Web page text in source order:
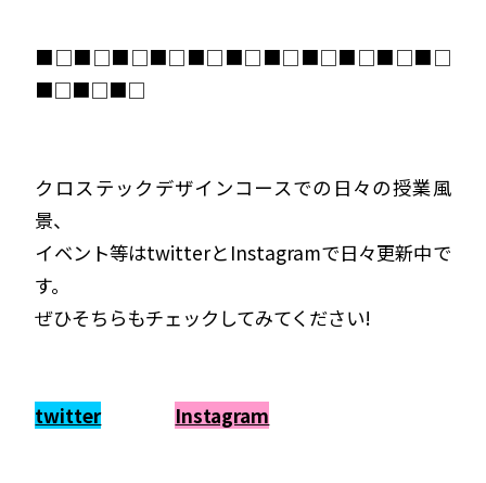
■□■□■□■□■□■□■□■□■□■□■□
■□■□■□
クロステックデザインコースでの日々の授業風
景、
イベント等はtwitterとInstagramで日々更新中で
す。
ぜひそちらもチェックしてみてください!
twitter Instagram